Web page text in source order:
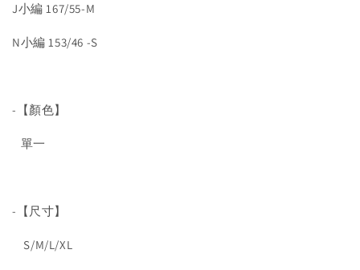
J小編 167/55-M
N小編 153/46 -S
-【顏色】
單一
-【尺寸】
S/M/L/XL